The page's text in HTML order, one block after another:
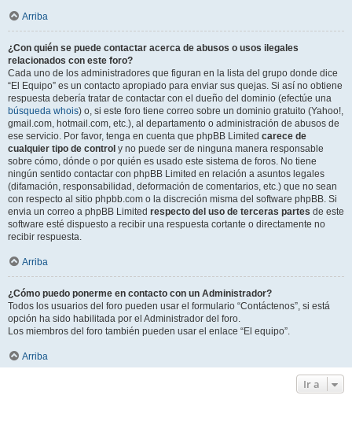
Arriba
¿Con quién se puede contactar acerca de abusos o usos ilegales
relacionados con este foro?
Cada uno de los administradores que figuran en la lista del grupo donde dice
“El Equipo” es un contacto apropiado para enviar sus quejas. Si así no obtiene
respuesta debería tratar de contactar con el dueño del dominio (efectúe una
búsqueda whois) o, si este foro tiene correo sobre un dominio gratuito (Yahoo!,
gmail.com, hotmail.com, etc.), al departamento o administración de abusos de
ese servicio. Por favor, tenga en cuenta que phpBB Limited carece de
cualquier tipo de control y no puede ser de ninguna manera responsable
sobre cómo, dónde o por quién es usado este sistema de foros. No tiene
ningún sentido contactar con phpBB Limited en relación a asuntos legales
(difamación, responsabilidad, deformación de comentarios, etc.) que no sean
con respecto al sitio phpbb.com o la discreción misma del software phpBB. Si
envia un correo a phpBB Limited respecto del uso de terceras partes de este
software esté dispuesto a recibir una respuesta cortante o directamente no
recibir respuesta.
Arriba
¿Cómo puedo ponerme en contacto con un Administrador?
Todos los usuarios del foro pueden usar el formulario “Contáctenos”, si está
opción ha sido habilitada por el Administrador del foro.
Los miembros del foro también pueden usar el enlace “El equipo”.
Arriba
Ir a